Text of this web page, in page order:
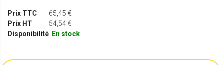
Prix TTC
65,45 €
Prix HT
54,54 €
Disponibilité En stock